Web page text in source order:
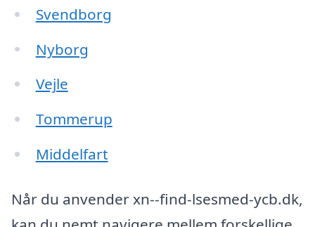
Svendborg
Nyborg
Vejle
Tommerup
Middelfart
Når du anvender xn--find-lsesmed-ycb.dk,